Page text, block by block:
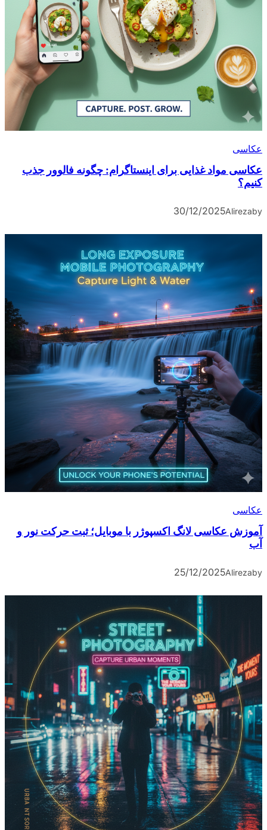
عکاسی
عکاسی مواد غذایی برای اینستاگرام: چگونه فالوور جذب
کنیم؟
by
Alireza
30/12/2025
عکاسی
آموزش عکاسی لانگ اکسپوژر با موبایل؛ ثبت حرکت نور و
آب
by
Alireza
25/12/2025